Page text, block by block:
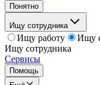
Понятно
Ищу сотрудника
Ищу работу
Ищу
Ищу сотрудника
Сервисы
Помощь